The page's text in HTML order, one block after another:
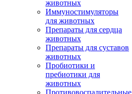
животных
Иммуностимуляторы
для животных
Препараты для сердца
животных
Препараты для суставов
животных
Пробиотики и
пребиотики для
животных
Противовоспалительные